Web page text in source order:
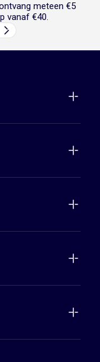
meteen €5
vanaf €40.